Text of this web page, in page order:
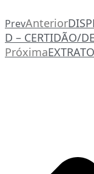
PrevAnterior
D – CERTIDÃO/
Próxima